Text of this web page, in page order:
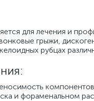
для лечения и
грыжи,
рубцах
и фораменальном